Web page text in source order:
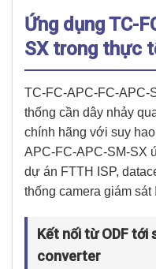
Ứng dụng TC-
SX trong thực
TC-FC-APC-FC-APC-
thống cần dây nhảy
chính hãng với suy
APC-FC-APC-SM-SX
dự án FTTH ISP,
thống camera giám sát
Kết nối từ ODF
converter